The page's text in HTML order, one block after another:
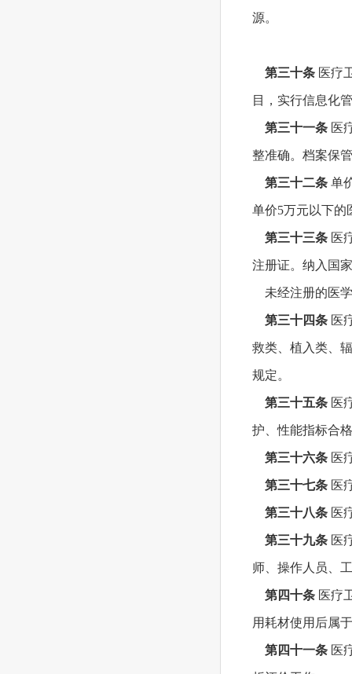
源。
第三十条 医疗
目，实行信息化
第三十一条 医
整准确。档案保
第三十二条 单
单价5万元以下的
第三十三条 医
注册证。纳入国
未经注册的医
第三十四条 医
救类、植入类、
规定。
第三十五条 医
护、性能指标合
第三十六条 医
第三十七条 医
第三十八条 医
第三十九条 医
师、操作人员、
第四十条 医疗
用耗材使用后属
第四十一条 医